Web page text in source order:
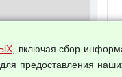
, включая сбор
предоставления